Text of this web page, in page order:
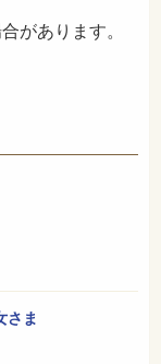
があります。
さま